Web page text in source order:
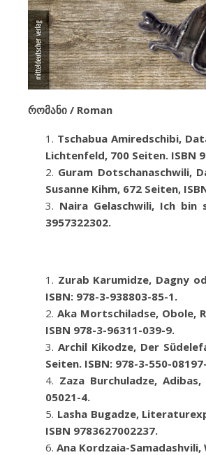
რომანი / Roman
Tschabua Amiredschibi,
Lichtenfeld, 700 Seiten. ISBN
Guram Dotschanaschwili,
Susanne Kihm, 672 Seiten,
Naira Gelaschwili, Ich bin
3957322302.
Zurab Karumidze, Dagny
ISBN: 978-3-938803-85-1.
Aka Mortschiladse, Obole,
ISBN 978-3-96311-039-9.
Archil Kikodze, Der
Seiten. ISBN: 978-3-550-
Zaza Burchuladze, Adibas,
05021-4.
Lasha Bugadze,
ISBN 9783627002237.
Ana Kordzaia-